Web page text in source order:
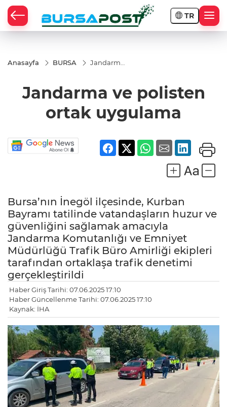
TR
Anasayfa BURSA
Jandarma
uygulama
Jandarma ve polisten
ortak uygulama
Bursa’nın İnegöl ilçesinde, Kurban
Bayramı tatilinde vatandaşların huzur ve
güvenliğini sağlamak amacıyla
Jandarma Komutanlığı ve Emniyet
Müdürlüğü Trafik Büro Amirliği ekipleri
tarafından ortaklaşa trafik denetimi
gerçekleştirildi
Haber Giriş Tarihi: 07.06.2025 17:10
Haber Güncellenme Tarihi: 07.06.2025 17:10
Kaynak: İHA